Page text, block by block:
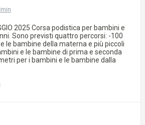
2025 Corsa podistica per bambini e
Sono previsti quattro percorsi: -100
le bambine della materna e più piccoli
e le bambine di prima e seconda
per i bambini e le bambine dalla